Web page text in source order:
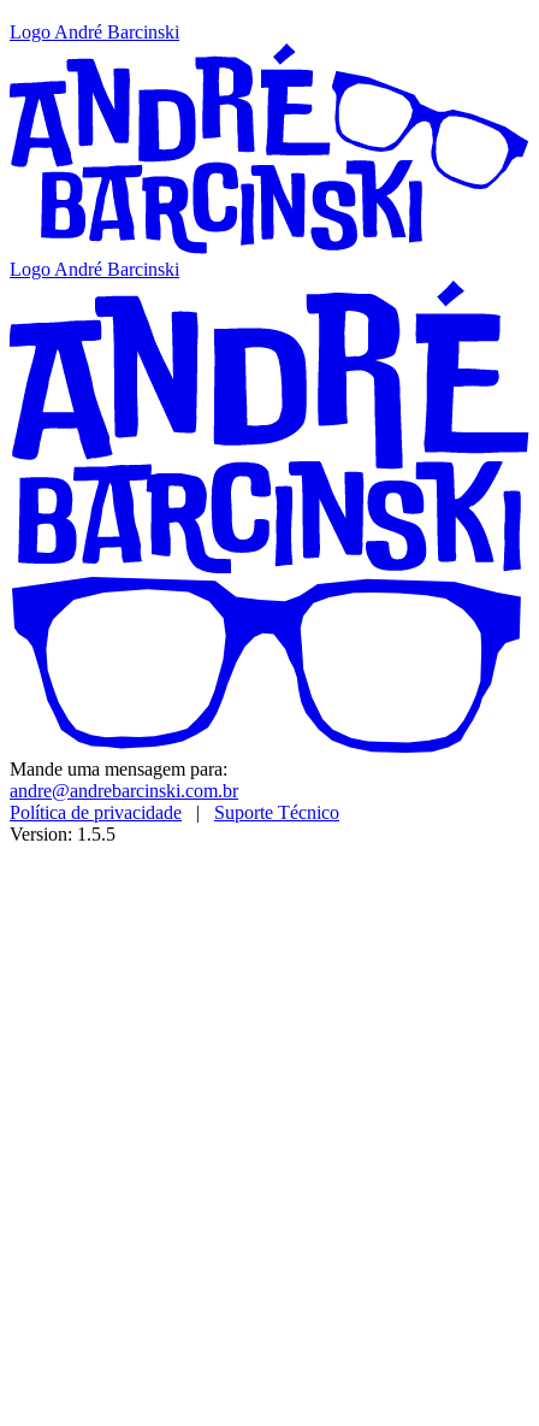
Logo André Barcinski
Logo André Barcinski
Mande uma mensagem para:
andre@andrebarcinski.com.br
Política de privacidade | Suporte Técnico
Version: 1.5.5